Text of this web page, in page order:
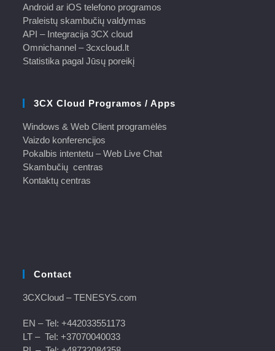
Android ar iOS telefono programos
Praleistų skambučių valdymas
API – Integracija 3CX cloud
Omnichannel – 3cxcloud.lt
Statistika pagal Jūsų poreikį
3CX Cloud Programos / Apps
Windows & Web Client programėlės
Vaizdo konferencijos
Pokalbis intentetu – Web Live Chat
Skambučių centras
Kontaktų centras
Contact
3CXCloud – TENESYS.com
EN – Tel:+442033551173
LT – Tel:+37070040033